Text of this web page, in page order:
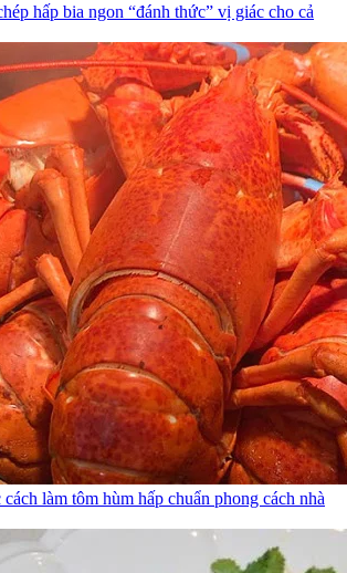
hấp bia ngon “đánh thức” vị giác cho cả
làm tôm hùm hấp chuẩn phong cách nhà